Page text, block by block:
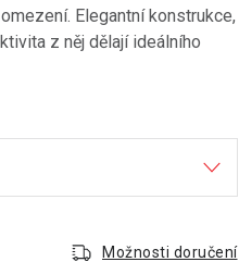
Elegantní konstrukce,
z něj dělají ideálního
Možnosti doručení